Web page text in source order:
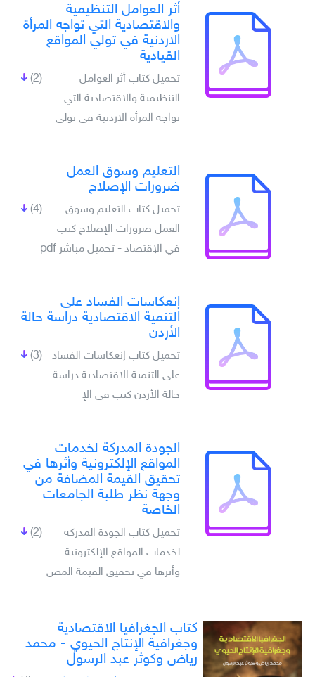
أثر العوامل التنظيمية
والاقتصادية التي تواجه المرأة
الاردنية في تولي المواقع
القيادية
(2)
تحميل كتاب أثر العوامل
التنظيمية والاقتصادية التي
تواجه المرأة الاردنية في تولي
التعليم وسوق العمل
ضرورات الإصلاح
(4)
تحميل كتاب التعليم وسوق
العمل ضرورات الإصلاح كتب
في الإقتصاد - تحميل مباشر pdf
إنعكاسات الفساد على
التنمية الاقتصادية دراسة حالة
الأردن
(3)
تحميل كتاب إنعكاسات الفساد
على التنمية الاقتصادية دراسة
حالة الأردن كتب في الإ
الجودة المدركة لخدمات
المواقع الإلكترونية وأثرها في
تحقيق القيمة المضافة من
وجهة نظر طلبة الجامعات
الخاصة
(2)
تحميل كتاب الجودة المدركة
لخدمات المواقع الإلكترونية
وأثرها في تحقيق القيمة المض
كتاب الجغرافيا الاقتصادية
وجغرافية الإنتاج الحيوي - محمد
رياض وكوثر عبد الرسول